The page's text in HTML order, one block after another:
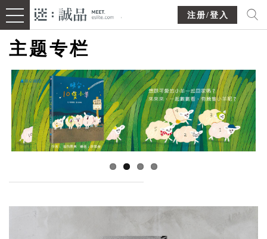
注册/登入
主题专栏